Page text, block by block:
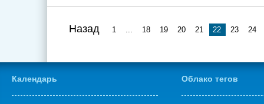
Назад 1 ... 18 19 20 21 22 23 24
Календарь Облако тегов